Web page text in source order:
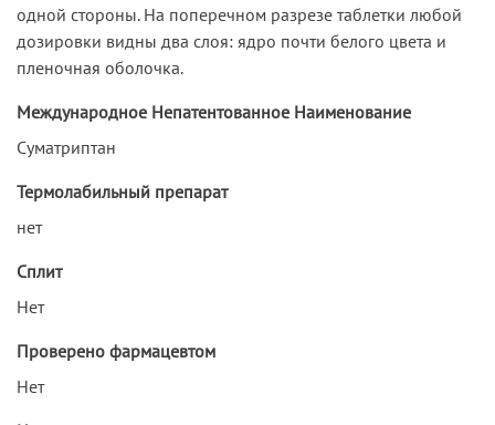
одной стороны. На поперечном разрезе таблетки любой
дозировки видны два слоя: ядро почти белого цвета и
пленочная оболочка.
Международное Непатентованное Наименование
Суматриптан
Термолабильный препарат
нет
Сплит
Нет
Проверено фармацевтом
Нет